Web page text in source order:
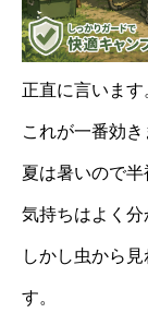
正直に言います
これが一番効き
夏は暑いので半
気持ちはよく分
しかし虫から
す。